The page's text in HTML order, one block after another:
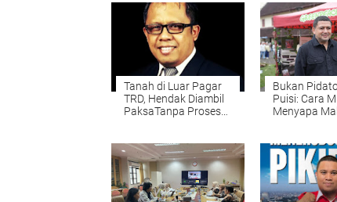
Tanah di Luar Pagar
TRD, Hendak Diambil
PaksaTanpa Proses
Bukan
Puisi: Cara
Menyapa